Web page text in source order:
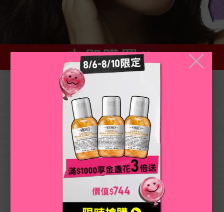
你該知道的A醇小知識!​​
A醇有什麼功效?
幫助角質層正常代謝，協助代謝老廢角質，改善及粉刺問
題。同時也能「緊緻毛孔」，使肌膚變得平滑有光澤。​​
契爾氏的A醇好在哪?
獨家真空氣囊技術，維持A醇活性!因為A醇很容易因接
觸空氣氧化變質，因此保存很重要!契爾氏A醇為專業皮
膚科醫師配方的專利A醇，成份來源精純，透過獨創微
分子三合一結構技術!搭配超級胜肽及神經醯胺增加肌膚
╳